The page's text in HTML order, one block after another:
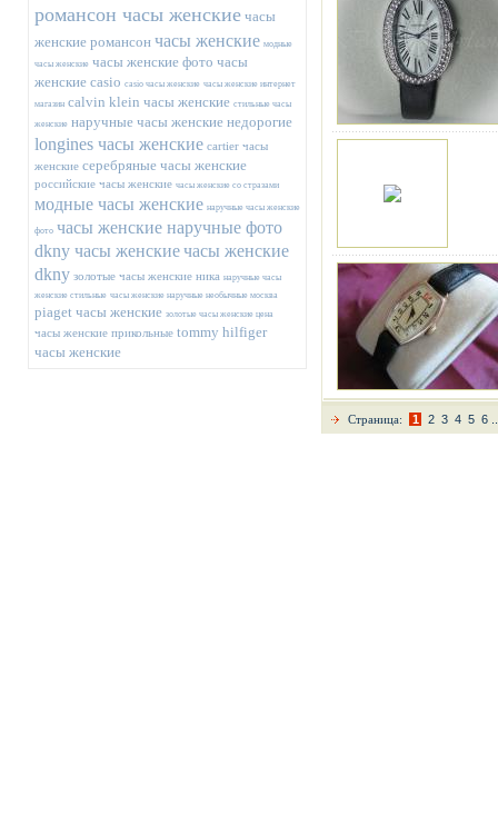
романсон часы женские часы
женские романсон часы женские модные
часы женские часы женские фото часы
женские casio casio часы женские часы женские интернет
магазин calvin klein часы женские стильные часы
женские наручные часы женские недорогие
longines часы женские cartier часы
женские серебряные часы женские
российские часы женские часы женские со стразами
модные часы женские наручные часы женские
фото часы женские наручные фото
dkny часы женскиечасы женские
dkny золотые часы женские ника наручные часы
женские стильные часы женские наручные необычные москва
piaget часы женские золотые часы женские цена
часы женские прикольные tommy hilfiger
часы женские
Страница: 1 2 3 4 5 6